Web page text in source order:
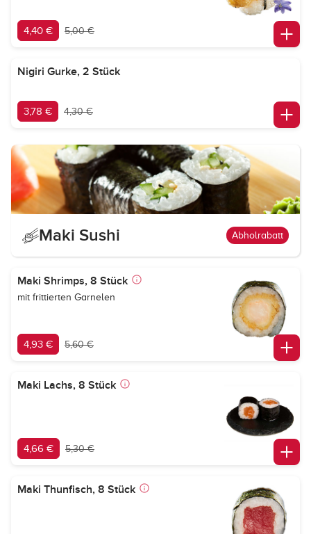
4,40 € 5,00 €
Nigiri Gurke, 2 Stück
3,78 € 4,30 €
Maki Sushi Abholrabatt
Maki Shrimps, 8 Stück
mit frittierten Garnelen
4,93 € 5,60 €
Maki Lachs, 8 Stück
4,66 € 5,30 €
Maki Thunfisch, 8 Stück